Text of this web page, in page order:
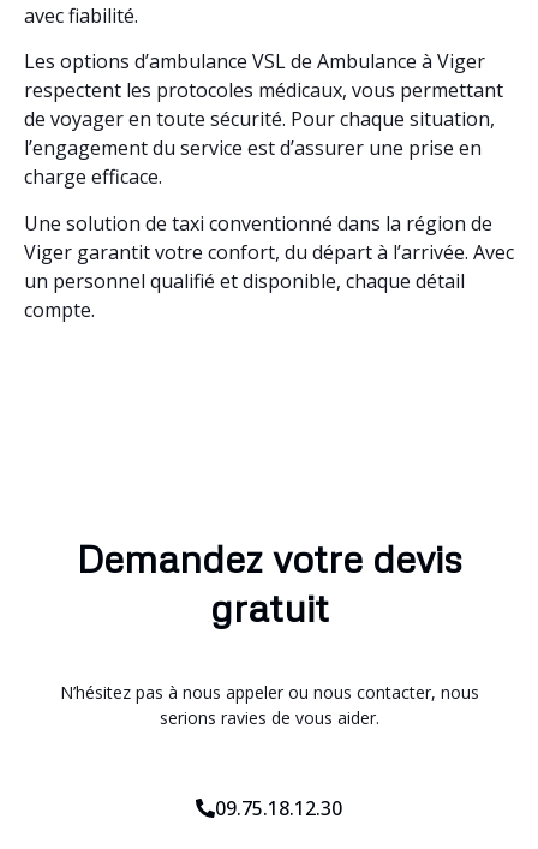
avec fiabilité.
Les options d’ambulance VSL de Ambulance à Viger
respectent les protocoles médicaux, vous permettant
de voyager en toute sécurité. Pour chaque situation,
l’engagement du service est d’assurer une prise en
charge efficace.
Une solution de taxi conventionné dans la région de
Viger garantit votre confort, du départ à l’arrivée. Avec
un personnel qualifié et disponible, chaque détail
compte.
Demandez votre devis
gratuit
N’hésitez pas à nous appeler ou nous contacter, nous
serions ravies de vous aider.
09.75.18.12.30